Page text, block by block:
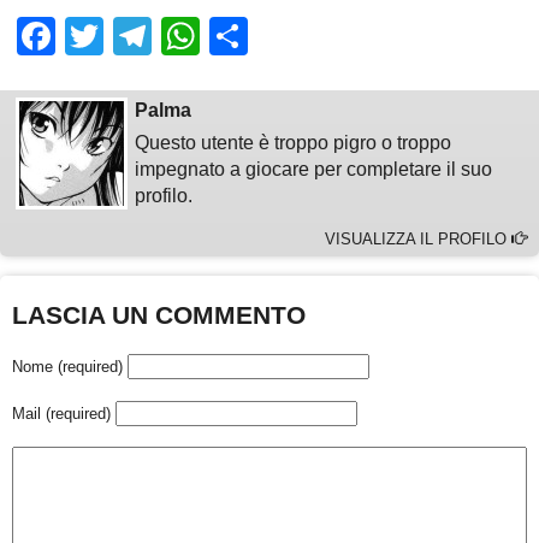
Facebook
TwitterTelegram
WhatsApp
Palma
Questo utente è troppo pigro o troppo
impegnato a giocare per completare il suo
profilo.
VISUALIZZA IL PROFILO
LASCIA UN COMMENTO
Nome (required)
Mail (required)